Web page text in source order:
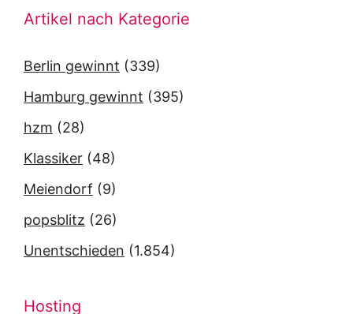
Artikel nach Kategorie
Berlin gewinnt (339)
Hamburg gewinnt (395)
hzm (28)
Klassiker (48)
Meiendorf (9)
popsblitz (26)
Unentschieden (1.854)
Hosting